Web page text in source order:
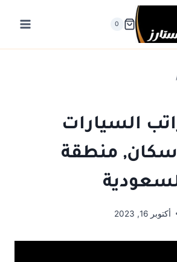
0
السيارات
منطقة
أكتوبر 16, 2023